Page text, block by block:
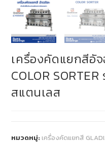
เครื่องคัดแยกสีอัจ
COLOR
สแตนเลส
หมวดหมู่:เครื่องคัดแยกสี